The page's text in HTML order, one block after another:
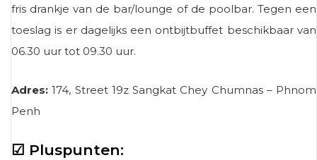
fris drankje van de bar/lounge of de poolbar. Tegen een
toeslag is er dagelijks een ontbijtbuffet beschikbaar van
06.30 uur tot 09.30 uur.
Adres: 174, Street 19z Sangkat Chey Chumnas – Phnom
Penh
☑ Pluspunten: